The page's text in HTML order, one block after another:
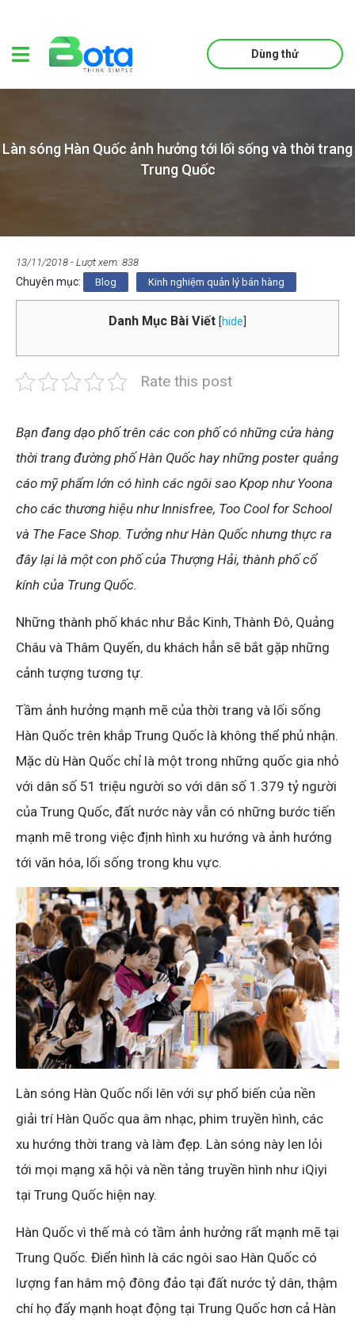
Dùng thử
Làn sóng Hàn Quốc ảnh hưởng tới lối sống và thời trang
Trung Quốc
13/11/2018 - Lượt xem: 838
Chuyên mục: Blog Kinh nghiệm quản lý bán hàng
Danh Mục Bài Viết [hide
Rate this post
Bạn đang dạo phố trên các con phố có những cửa hàng
thời trang đường phố Hàn Quốc hay những poster quảng
cáo mỹ phẩm lớn có hình các ngôi sao Kpop như Yoona
cho các thương hiệu như Innisfree, Too Cool for School
và The Face Shop. Tưởng như Hàn Quốc nhưng thực ra
đây lại là một con phố của Thượng Hải, thành phố cổ
kính của Trung Quốc.
Những thành phố khác như Bắc Kinh, Thành Đô, Quảng
Châu và Thâm Quyến, du khách hẳn sẽ bắt gặp những
cảnh tượng tương tự.
Tầm ảnh hưởng mạnh mẽ của thời trang và lối sống
Hàn Quốc trên khắp Trung Quốc là không thể phủ nhận.
Mặc dù Hàn Quốc chỉ là một trong những quốc gia nhỏ
với dân số 51 triệu người so với dân số 1.379 tỷ người
của Trung Quốc, đất nước này vẫn có những bước tiến
mạnh mẽ trong việc định hình xu hướng và ảnh hướng
tới văn hóa, lối sống trong khu vực.
Làn sóng Hàn Quốc nổi lên với sự phổ biến của nền
giải trí Hàn Quốc qua âm nhạc, phim truyền hình, các
xu hướng thời trang và làm đẹp. Làn sóng này len lỏi
tới mọi mạng xã hội và nền tảng truyền hình như iQiyi
tại Trung Quốc hiện nay.
Hàn Quốc vì thế mà có tầm ảnh hưởng rất mạnh mẽ tại
Trung Quốc. Điển hình là các ngôi sao Hàn Quốc có
lượng fan hâm mộ đông đảo tại đất nước tỷ dân, thậm
chí họ đẩy mạnh hoạt động tại Trung Quốc hơn cả Hàn